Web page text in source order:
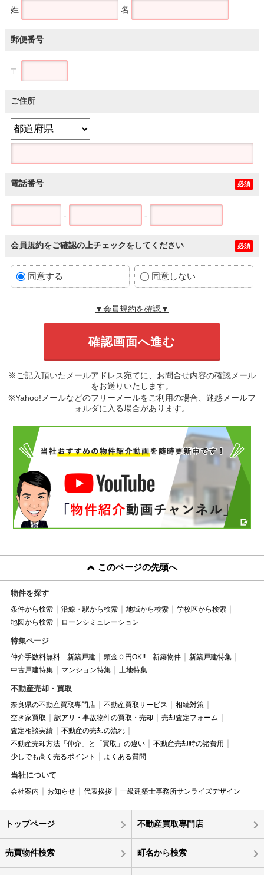
姓 名
郵便番号
〒
ご住所
電話番号 必須
- -
会員規約をご確認の上チェックをしてください 必須
同意する 同意しない
▼会員規約を確認▼
※ご記入頂いたメールアドレス宛てに、お問合せ内容の確認メール
をお送りいたします。
※Yahoo!メールなどのフリーメールをご利用の場合、迷惑メールフ
ォルダに入る場合があります。
このページの先頭へ
物件を探す
条件から検索 沿線・駅から検索 地域から検索
学校区から検索
地図から検索
ローンシミュレーション
特集ページ
仲介手数料無料 新築戸建 頭金０円OK!! 新築物件
新築戸建特集
中古戸建特集
マンション特集 土地特集
不動産売却・買取
奈良県の不動産買取専門店 不動産買取サービス
相続対策
空き家買取
訳アリ・事故物件の買取・売却
売却査定フォーム
査定相談実績
不動産の売却の流れ
不動産売却方法「仲介」と「買取」の違い
不動産売却時の諸費用
少しでも高く売るポイント
よくある質問
当社について
会社案内 お知らせ 代表挨拶 一級建築士事務所サンライズデザイン
トップページ 不動産買取専門店
売買物件検索 町名から検索